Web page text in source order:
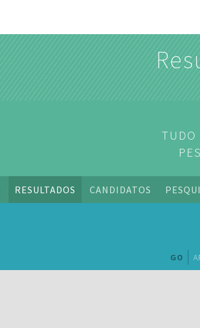
TUDO
RESULTADOS CANDIDATOS
GO